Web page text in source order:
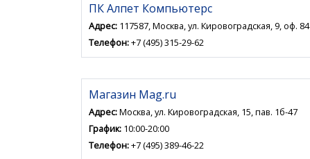
ПК Алпет Компьютерс
Адрес: 117587, Москва, ул. Кировоградская, 9, оф. 84
Телефон:+7 (495) 315-29-62
Магазин Mag.ru
Адрес:Москва, ул. Кировоградская, 15, пав. 1б-47
График: 10:00-20:00
Телефон:+7 (495) 389-46-22